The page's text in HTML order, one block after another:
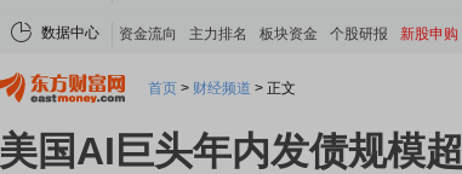
数据中心 资金流向 主力排名 板块资金 个股研报 新股申购
首页 > 财经频道 > 正文
美国AI巨头年内发债规模